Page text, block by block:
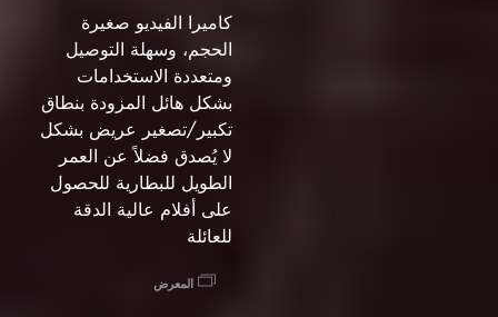
كاميرا الفيديو صغيرة
الحجم، وسهلة التوصيل
ومتعددة الاستخدامات
بشكل هائل المزودة بنطاق
تكبير/تصغير عريض بشكل
لا يُصدق فضلاً عن العمر
الطويل للبطارية للحصول
على أفلام عالية الدقة
للعائلة
المعرض